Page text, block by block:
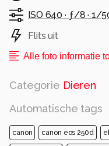
ISO 640 · ƒ/8 ·1/
Flits uit
Alle foto informatie
Categorie Dieren
Automatische tags
canon canon eos 250d